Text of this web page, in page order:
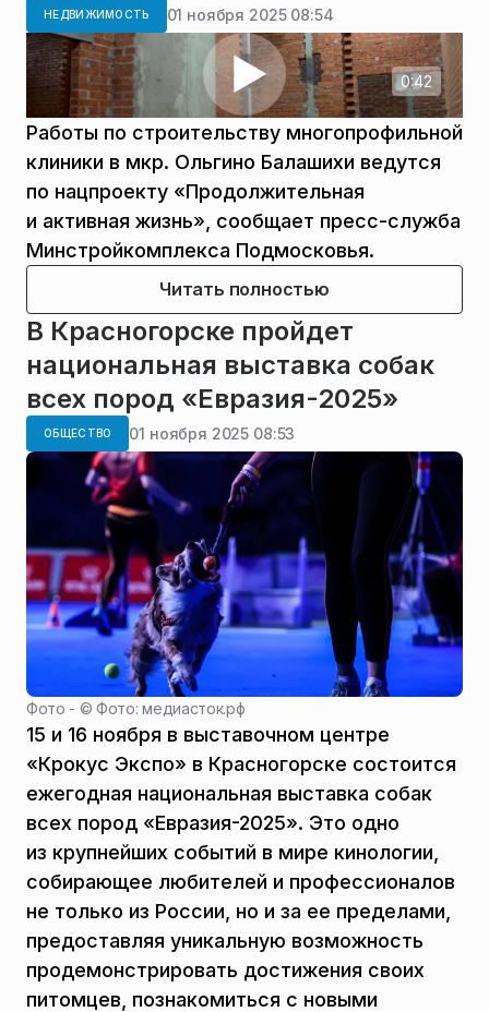
НЕДВИЖИМОСТЬ 01 ноября 2025 08:54
0:42
Работы по строительству многопрофильной
клиники в мкр. Ольгино Балашихи ведутся
по нацпроекту «Продолжительная
и активная жизнь», сообщает пресс-служба
Минстройкомплекса Подмосковья.
Читать полностью
В Красногорске пройдет
национальная выставка собак
всех пород «Евразия-2025»
ОБЩЕСТВО 01 ноября 2025 08:53
Фото - ©Фото: медиасток.рф
15 и 16 ноября в выставочном центре
«Крокус Экспо» в Красногорске состоится
ежегодная национальная выставка собак
всех пород «Евразия-2025». Это одно
из крупнейших событий в мире кинологии,
собирающее любителей и профессионалов
не только из России, но и за ее пределами,
предоставляя уникальную возможность
продемонстрировать достижения своих
питомцев, познакомиться с новыми